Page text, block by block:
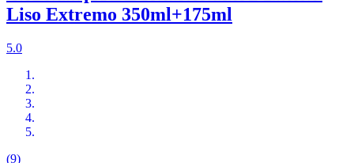
Liso Extremo 350ml+175ml
5.0
(9)